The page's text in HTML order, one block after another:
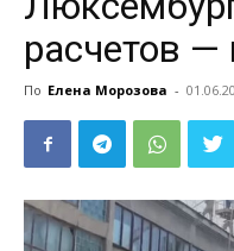
расчетов —
По Елена Морозова -